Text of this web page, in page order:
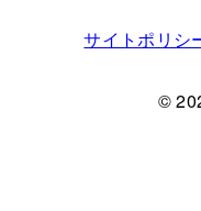
サイトポリシ
©